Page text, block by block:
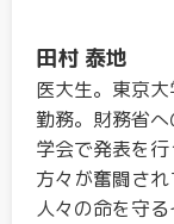
田村 泰地
医大生。東京
勤務。財務省
学会で発表を
方々が奮闘さ
人々の命を守